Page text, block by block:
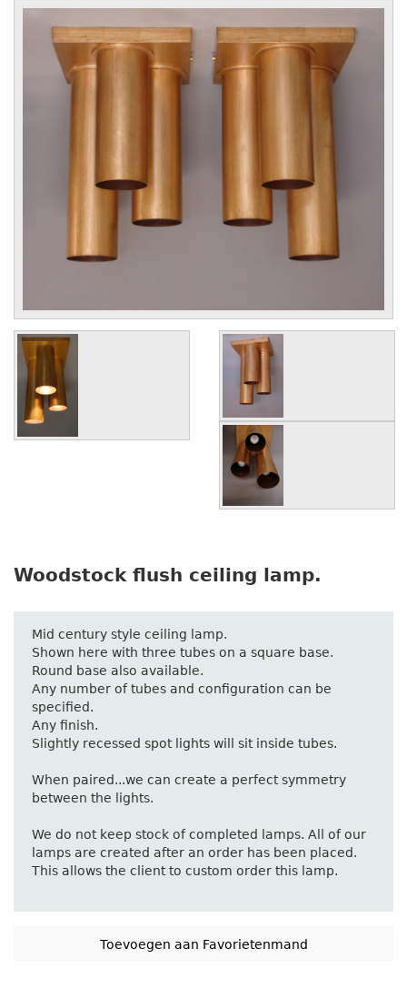
Woodstock flush ceiling lamp.
Mid century style ceiling lamp.
Shown here with three tubes on a square base.
Round base also available.
Any number of tubes and configuration can be
specified.
Any finish.
Slightly recessed spot lights will sit inside tubes.
When paired...we can create a perfect symmetry
between the lights.
We do not keep stock of completed lamps. All of our
lamps are created after an order has been placed.
This allows the client to custom order this lamp.